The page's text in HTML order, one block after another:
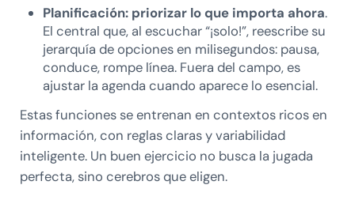
Planificación: priorizar lo que importa ahora.
El central que, al escuchar “¡solo!”, reescribe su
jerarquía de opciones en milisegundos: pausa,
conduce, rompe línea. Fuera del campo, es
ajustar la agenda cuando aparece lo esencial.
Estas funciones se entrenan en contextos ricos en
información, con reglas claras y variabilidad
inteligente. Un buen ejercicio no busca la jugada
perfecta, sino cerebros que eligen.